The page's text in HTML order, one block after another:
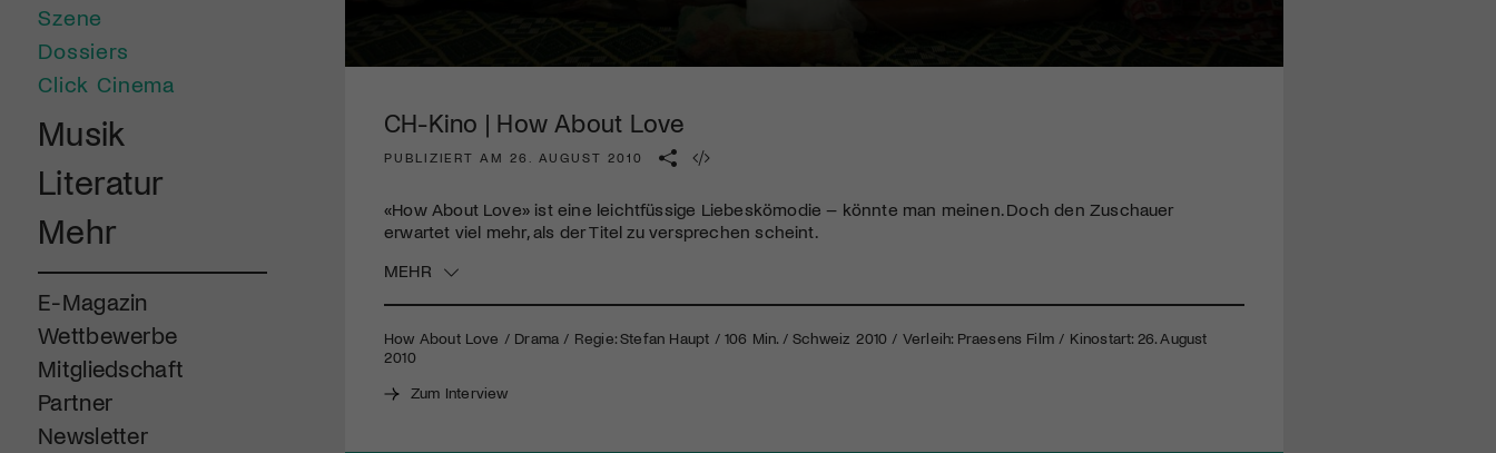
Szene
Dossiers
Click Cinema
Musik
Literatur
Mehr
E-Magazin
Wettbewerbe
Mitgliedschaft
Partner
Newsletter
CH-Kino | How About Love
PUBLIZIERT AM 26. AUGUST 2010
«How About Love» ist eine leichtfüssige Liebeskömodie – könnte man meinen. Doch den Zuschauer
erwartet viel mehr, als der Titel zu versprechen scheint.
MEHR
How About Love / Drama / Regie: Stefan Haupt / 106 Min. / Schweiz 2010 / Verleih: Praesens Film / Kinostart: 26. August
2010
Zum Interview
diversen Kulturevents.
Jetzt Mitglied werden